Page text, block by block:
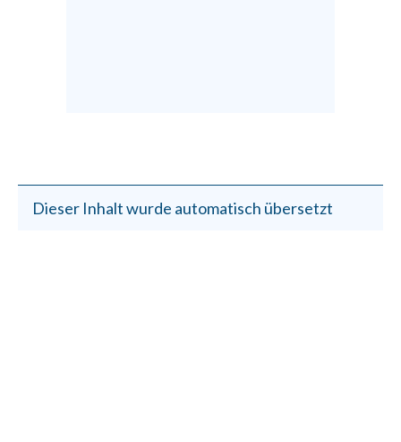
Dieser Inhalt wurde automatisch übersetzt